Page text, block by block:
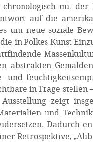
mit
auf die
um neue soziale
in Polkes Kunst
abstrakten
und
in Frage
zeigt
und
Dadurch
Retrospektive,